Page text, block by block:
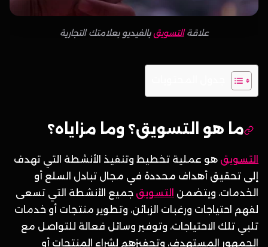
علاقةالتسويقبالفيديو بعلامتك التجارية
ما هو التسويق؟ وما مزاياه؟
التسويق هو عملية تخطيط وتنفيذ الأنشطة التي تهدف
إلى تحقيق أهداف محددة في مجال تبادل السلع أو
الخدمات، ويتضمن التسويق جميع الأنشطة التي تسعى
لفهم احتياجات ورغبات الزبائن، وتطوير منتجات أو خدمات
تلبي تلك الاحتياجات، وتوفير وسائل فعالة للتواصل مع
الجمهور المستهدف، وتحفيزهم لشراء المنتجات أو